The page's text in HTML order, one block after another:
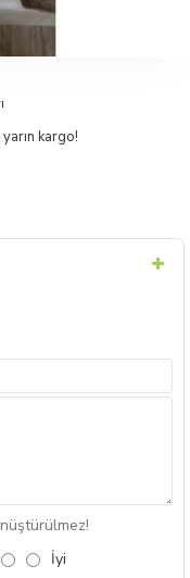
kargo!
İyi